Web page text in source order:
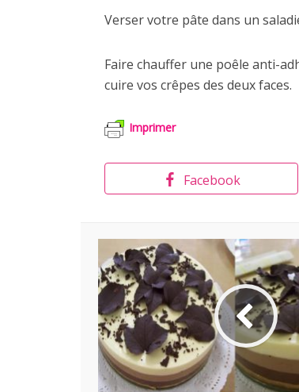
Verser votre pâte dans un
Faire chauffer une poêle anti-
cuire vos crêpes des deux faces.
Imprimer
Facebook